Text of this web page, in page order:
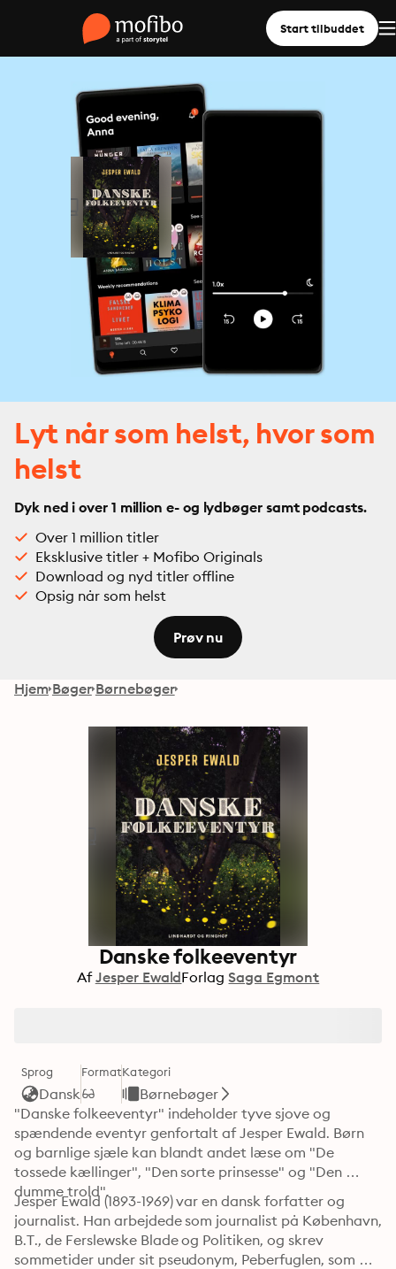
Start tilbuddet
Lyt når som helst, hvor som
helst
Dyk ned i over 1 million e- og lydbøger samt podcasts.
Over 1 million titler
Eksklusive titler + Mofibo Originals
Download og nyd titler offline
Opsig når som helst
Prøv nu
Hjem Bøger Børnebøger
Danske folkeeventyr
Af Jesper EwaldForlag Saga Egmont
Sprog
Dansk
FormatKategori
Børnebøger
"Danske folkeeventyr" indeholder tyve sjove og
spændende eventyr genfortalt af Jesper Ewald. Børn
og barnlige sjæle kan blandt andet læse om "De
tossede kællinger", "Den sorte prinsesse" og "Den
dumme trold".
Jesper Ewald (1893-1969) var en dansk forfatter og
journalist. Han arbejdede som journalist på København,
B.T., de Ferslewske Blade og Politiken, og skrev
sommetider under sit pseudonym, Peberfuglen, som